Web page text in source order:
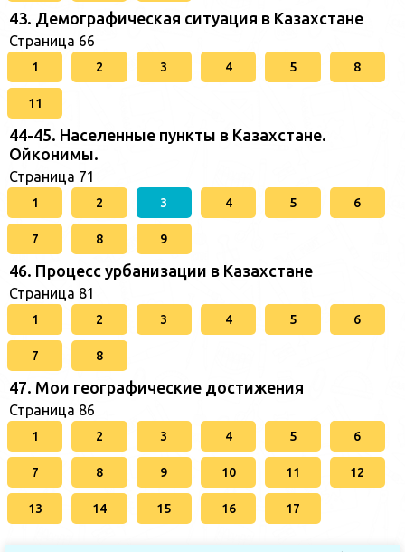
43. Демографическая ситуация в Казахстане
Страница 66
1 2 3 4 5 8
11
44-45. Населенные пункты в Казахстане.
Ойконимы.
Страница 71
1 2 3 4 5 6
7 8 9
46. Процесс урбанизации в Казахстане
Страница 81
1 2 3 4 5 6
7 8
47. Мои географические достижения
Страница 86
1 2 3 4 5 6
7 8 9 10 11 12
13 14 15 16 17